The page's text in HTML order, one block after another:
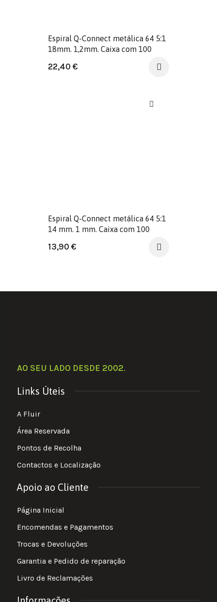
Espiral Q-Connect metálica 64 5:1
18mm. 1,2mm. Caixa com 100
22,40 €
Espiral Q-Connect metálica 64 5:1
14 mm. 1 mm. Caixa com 100
13,90 €
AO SEU LADO DESDE 2002.
Links Úteis
A Fluir
Área Reservada
Pontos de Recolha
Contactos e Localização
Apoio ao Cliente
Página Inicial
Encomendas e Pagamentos
Trocas e Devoluções
Garantia e Pedido de reparação
Livro de Reclamações